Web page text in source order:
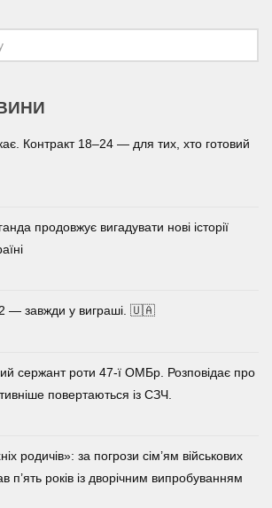
Контракт 18–24 — для тих, хто готовий
продовжує вигадувати нові історії
— завжди у виграші. 🇺🇦
сержант роти 47-ї ОМБр. Розповідає про
повертаються із СЗЧ.
родичів»: за погрози сім’ям військових
п’ять років із дворічним випробуванням